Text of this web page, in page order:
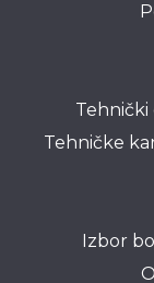
Tehničke
Izbor